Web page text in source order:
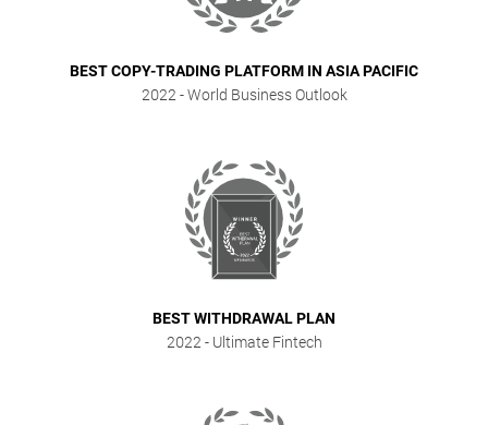
BEST COPY-TRADING PLATFORM IN ASIA PACIFIC
2022 - World Business Outlook
BEST WITHDRAWAL PLAN
2022 - Ultimate Fintech